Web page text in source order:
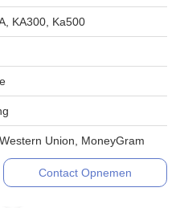
KA300, Ka500
Union, MoneyGram
Contact Opnemen